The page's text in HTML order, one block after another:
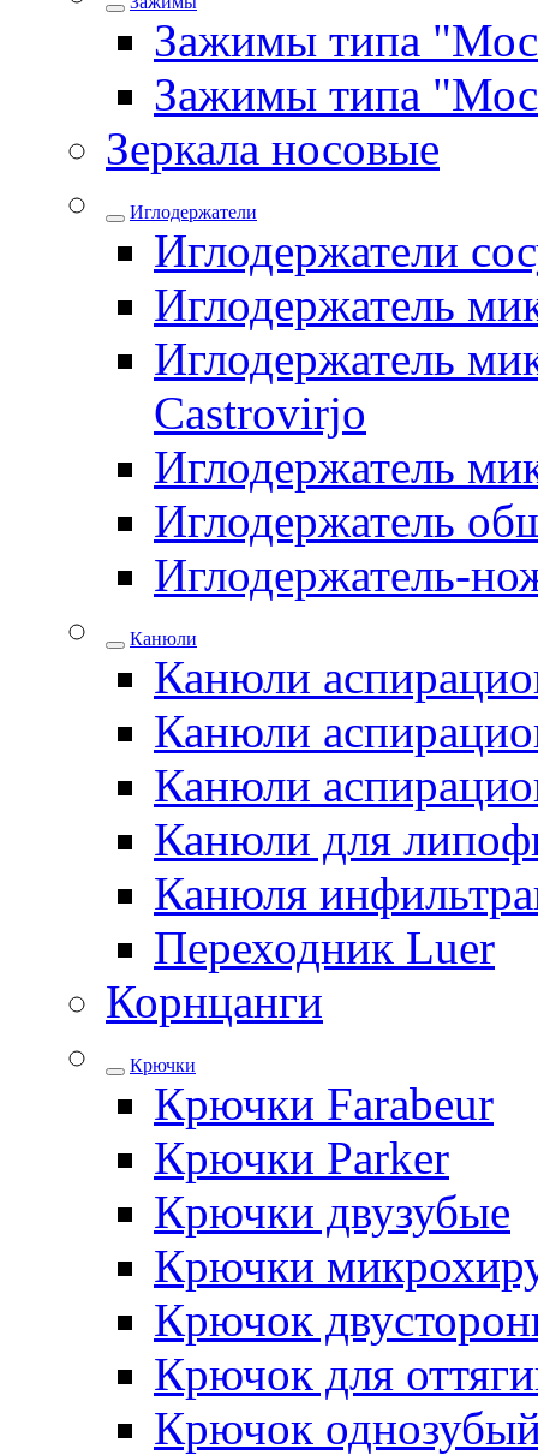
Зажимы типа
Зажимы типа
Зеркала носовые
Иглодержатели
Иглодержатели
Иглодержатель
Иглодержатель
Castrovirjo
Иглодержатель
Иглодержатель
Иглодержатель-
Канюли
Канюли
Канюли
Канюли
Канюли для
Канюля
Переходник Luer
Корнцанги
Крючки
Крючки Farabeur
Крючки Parker
Крючки двузубые
Крючки
Крючок
Крючок для
Крючок